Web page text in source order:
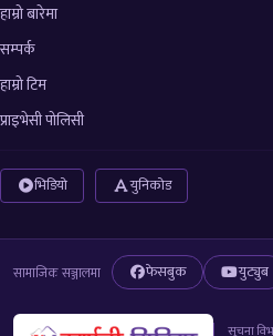
हाम्रो बारेमा
सम्पर्क
हाम्रो टिम
प्राइभेसी पोलिसी
भिडियो युनिकोड
सामाजिक सञ्जालमा फेसबुक युट्युब
सूचना